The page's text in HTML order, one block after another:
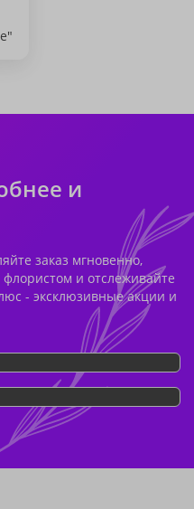
и
заказ мгновенно,
флористом и отслеживайте
- эксклюзивные акции и